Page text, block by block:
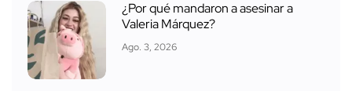
¿Por qué mandaron a asesinar a
Valeria Márquez?
Ago. 3, 2026